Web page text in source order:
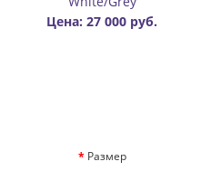
Цена: 27 000 руб.
Размер